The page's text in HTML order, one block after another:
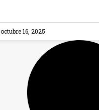
octubre 16, 2025